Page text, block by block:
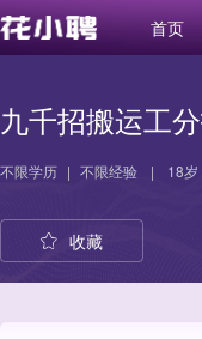
首页
九千招搬运工
不限学历 | 不限经验 | 18岁
收藏